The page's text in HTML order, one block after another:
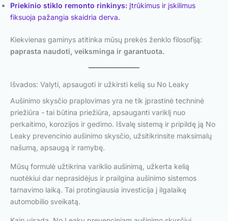
Priekinio stiklo remonto rinkinys: Įtrūkimus ir įskilimus
fiksuoja pažangia skaidria derva.
Kiekvienas gaminys atitinka mūsų prekės ženklo filosofiją:
paprasta naudoti, veiksminga ir garantuota.
Išvados: Valyti, apsaugoti ir užkirsti kelią su No Leaky
Aušinimo skysčio praplovimas yra ne tik įprastinė techninė
priežiūra - tai būtina priežiūra, apsauganti variklį nuo
perkaitimo, korozijos ir gedimo. Išvalę sistemą ir pripildę ją No
Leaky prevencinio aušinimo skysčio, užsitikrinsite maksimalų
našumą, apsaugą ir ramybę.
Mūsų formulė užtikrina variklio aušinimą, užkerta kelią
nuotėkiui dar neprasidėjus ir prailgina aušinimo sistemos
tarnavimo laiką. Tai protingiausia investicija į ilgalaikę
automobilio sveikatą.